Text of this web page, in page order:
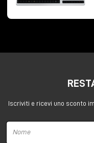
Low pass gate
anche
Iscriviti e ricevi uno sconto